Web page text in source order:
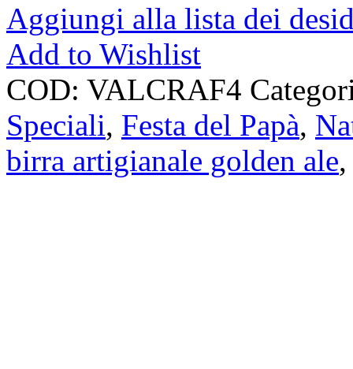
Aggiungi alla lista dei
Add to Wishlist
COD: VALCRAF4
Speciali, Festa del Papà,
birra artigianale golden ale